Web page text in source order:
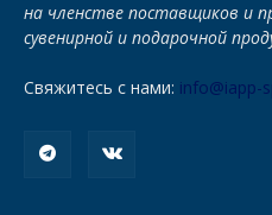
на членстве поставщиков и
сувенирной и подарочной
Свяжитесь с нами: info@iapp-